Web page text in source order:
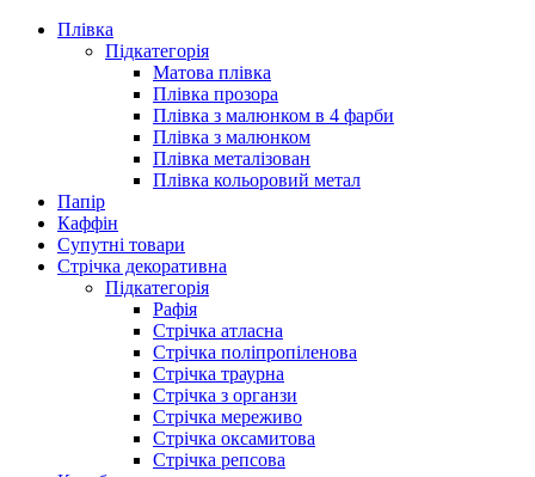
Плівка
Підкатегорія
Матова плівка
Плівка прозора
Плівка з малюнком в 4 фарби
Плівка з малюнком
Плівка металізован
Плівка кольоровий метал
Папір
Каффін
Супутні товари
Стрічка декоративна
Підкатегорія
Рафія
Стрічка атласна
Стрічка поліпропіленова
Стрічка траурна
Стрічка з органзи
Стрічка мереживо
Стрічка оксамитова
Стрічка репсова